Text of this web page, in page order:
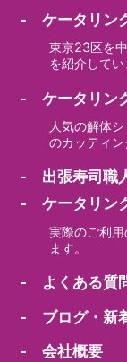
- ケータリン
東京23区を
を紹介してい
- ケータリン
人気の解体
のカッティン
- 出張寿司職
- ケータリン
実際のご利
ます。
- よくある質
- ブログ・新
- 会社概要